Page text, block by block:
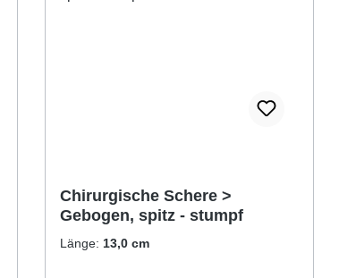
Chirurgische Schere >
Gebogen, spitz - stumpf
Länge: 13,0 cm